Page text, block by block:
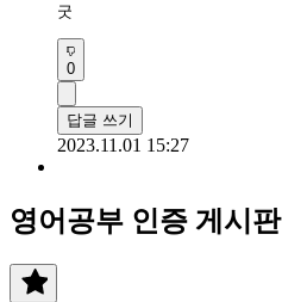
굿
0
답글 쓰기
2023.11.01 15:27
영어공부 인증 게시판